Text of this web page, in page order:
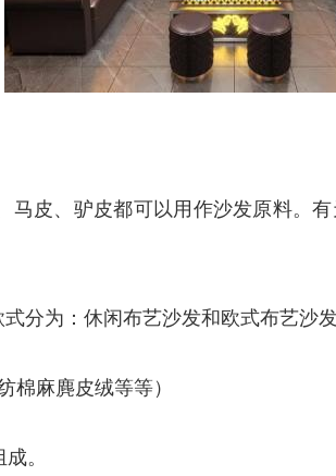
皮、驴皮都可以用作沙发原料。
分为：休闲布艺沙发和欧式布艺沙发
麻麂皮绒等等）
。